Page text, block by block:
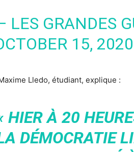
LES GRANDES
15, 2020
Lledo, étudiant, explique :
HIER À 20
DÉMOCRATIE